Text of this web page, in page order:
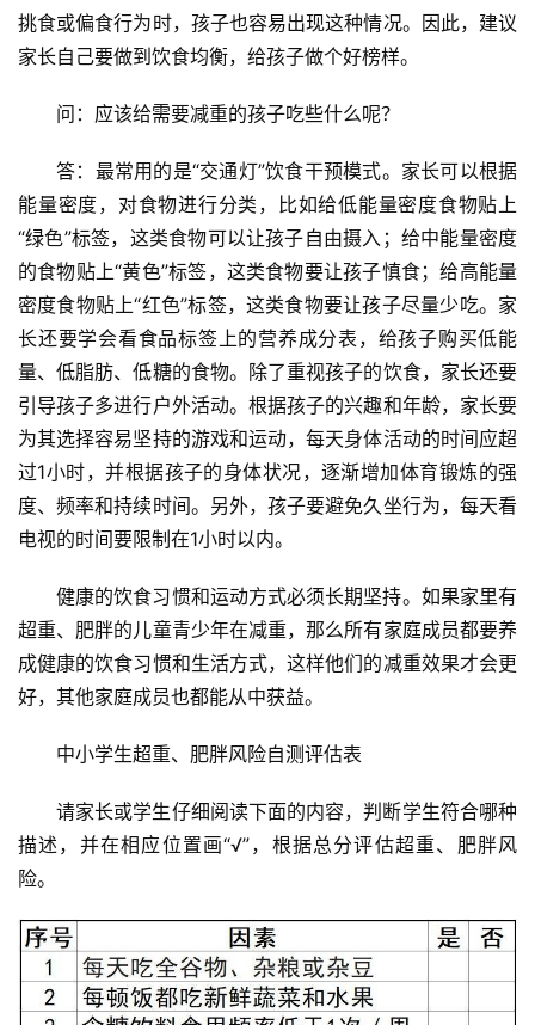
首
页
商
业
消
费
生
活
科
技
教
育
汽
车
新
登录
挑食或偏食行为时，孩子也容易出现这种情况。因此，建议
家长自己要做到饮食均衡，给孩子做个好榜样。
问：应该给需要减重的孩子吃些什么呢？
答：最常用的是“交通灯”饮食干预模式。家长可以根据
能量密度，对食物进行分类，比如给低能量密度食物贴上
“绿色”标签，这类食物可以让孩子自由摄入；给中能量密度
的食物贴上“黄色”标签，这类食物要让孩子慎食；给高能量
密度食物贴上“红色”标签，这类食物要让孩子尽量少吃。家
长还要学会看食品标签上的营养成分表，给孩子购买低能
量、低脂肪、低糖的食物。除了重视孩子的饮食，家长还要
引导孩子多进行户外活动。根据孩子的兴趣和年龄，家长要
为其选择容易坚持的游戏和运动，每天身体活动的时间应超
过1小时，并根据孩子的身体状况，逐渐增加体育锻炼的强
度、频率和持续时间。另外，孩子要避免久坐行为，每天看
电视的时间要限制在1小时以内。
健康的饮食习惯和运动方式必须长期坚持。如果家里有
超重、肥胖的儿童青少年在减重，那么所有家庭成员都要养
成健康的饮食习惯和生活方式，这样他们的减重效果才会更
好，其他家庭成员也都能从中获益。
中小学生超重、肥胖风险自测评估表
请家长或学生仔细阅读下面的内容，判断学生符合哪种
描述，并在相应位置画“√”，根据总分评估超重、肥胖风
险。